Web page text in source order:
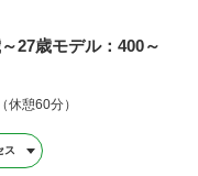
27歳モデル：400～
憩60分）
ス